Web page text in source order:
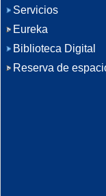
Servicios
Eureka
Biblioteca Digital
Reserva de